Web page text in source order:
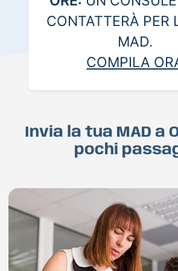
CONTATTERÀ PER
MAD.
COMPILA
Invia la tua MAD a
pochi